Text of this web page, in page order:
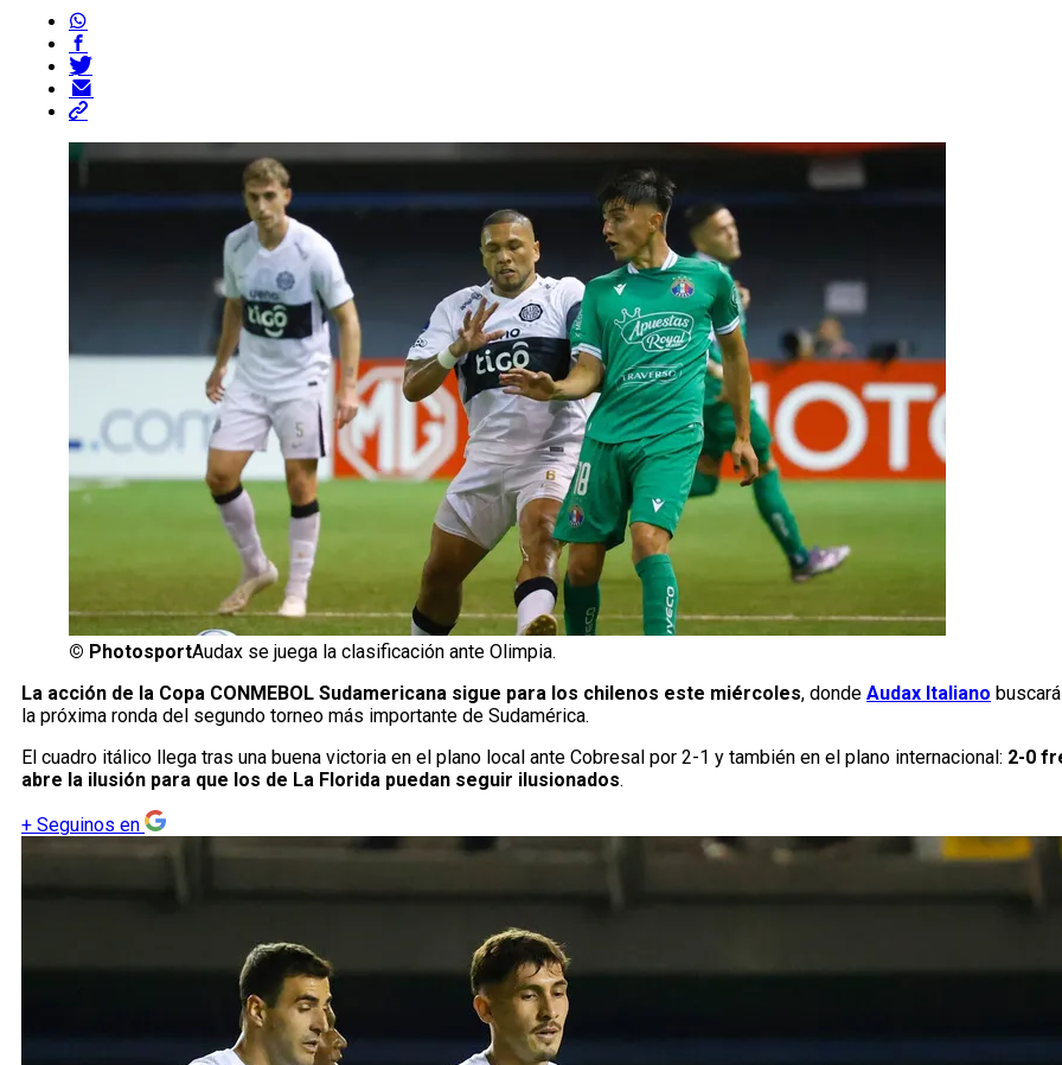
© PhotosportAudax se juega la clasificación ante Olimpia.
La acción de la Copa CONMEBOL Sudamericana sigue para los chilenos este miércoles, donde Audax Italiano
la próxima ronda del segundo torneo más importante de Sudamérica.
El cuadro itálico llega tras una buena victoria en el plano local ante Cobresal por 2-1 y también en el plano internacional: 2-0
abre la ilusión para que los de La Florida puedan seguir ilusionados.
+ Seguinos en